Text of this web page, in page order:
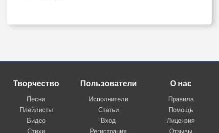
Творчество
Песни
Плейлисты
Видео
Стихи
Пользователи
Исполнители
Статьи
Вход
Регистрация
О нас
Правила
Помощь
Лицензия
Отзывы